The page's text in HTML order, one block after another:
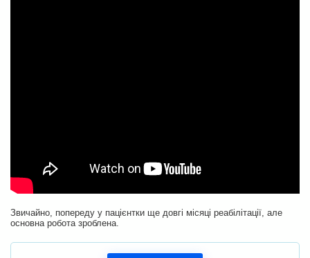
Звичайно, попереду у пацієнтки ще довгі місяці реабілітації, але
основна робота зроблена.